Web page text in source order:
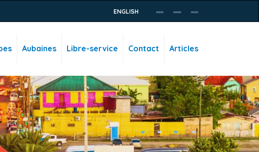
ENGLISH
Aubaines Libre-service Contact Articles